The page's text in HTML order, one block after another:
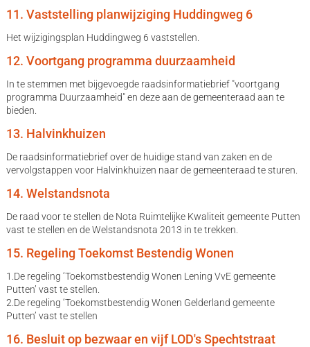
11. Vaststelling planwijziging Huddingweg 6
Het wijzigingsplan Huddingweg 6 vaststellen.
12. Voortgang programma duurzaamheid
In te stemmen met bijgevoegde raadsinformatiebrief "voortgang
programma Duurzaamheid" en deze aan de gemeenteraad aan te
bieden.
13. Halvinkhuizen
De raadsinformatiebrief over de huidige stand van zaken en de
vervolgstappen voor Halvinkhuizen naar de gemeenteraad te sturen.
14. Welstandsnota
De raad voor te stellen de Nota Ruimtelijke Kwaliteit gemeente Putten
vast te stellen en de Welstandsnota 2013 in te trekken.
15. Regeling Toekomst Bestendig Wonen
1.De regeling ‘Toekomstbestendig Wonen Lening VvE gemeente
Putten’ vast te stellen.
2.De regeling ‘Toekomstbestendig Wonen Gelderland gemeente
Putten’ vast te stellen
16. Besluit op bezwaar en vijf LOD's Spechtstraat